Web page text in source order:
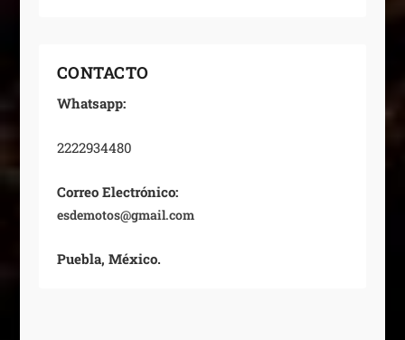
CONTACTO
Whatsapp:
2222934480
Correo Electrónico:
esdemotos@gmail.com
Puebla, México.